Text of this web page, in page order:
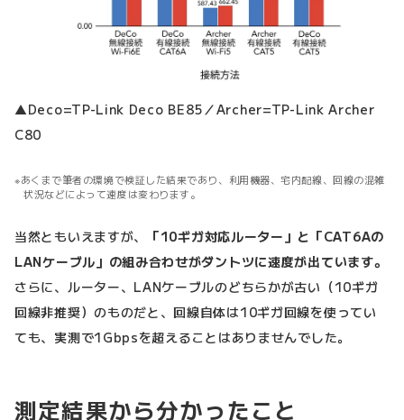
▲Deco=TP-Link Deco BE85／Archer=TP-Link Archer
C80
あくまで筆者の環境で検証した結果であり、利用機器、宅内配線、回線の混雑
状況などによって速度は変わります。
当然ともいえますが、
「10ギガ対応ルーター」と「CAT6Aの
LANケーブル」の組み合わせがダントツに速度が出ています。
さらに、ルーター、LANケーブルのどちらかが古い（10ギガ
回線非推奨）のものだと、回線自体は10ギガ回線を使ってい
ても、実測で1Gbpsを超えることはありませんでした。
測定結果から分かったこと